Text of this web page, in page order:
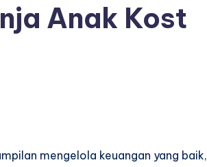
Anak Kost
mengelola keuangan yang baik,